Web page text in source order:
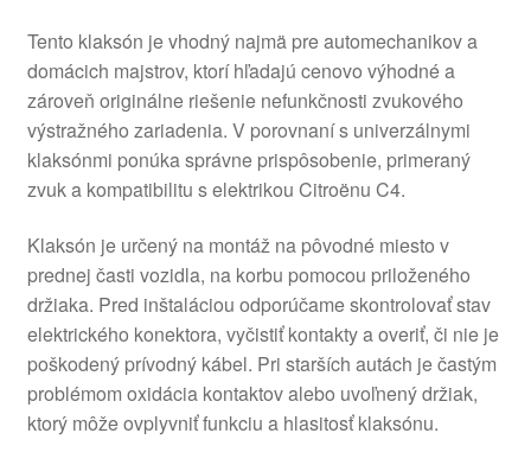
Tento klaksón je vhodný najmä pre automechanikov a
domácich majstrov, ktorí hľadajú cenovo výhodné a
zároveň originálne riešenie nefunkčnosti zvukového
výstražného zariadenia. V porovnaní s univerzálnymi
klaksónmi ponúka správne prispôsobenie, primeraný
zvuk a kompatibilitu s elektrikou Citroënu C4.
Klaksón je určený na montáž na pôvodné miesto v
prednej časti vozidla, na korbu pomocou priloženého
držiaka. Pred inštaláciou odporúčame skontrolovať stav
elektrického konektora, vyčistiť kontakty a overiť, či nie je
poškodený prívodný kábel. Pri starších autách je častým
problémom oxidácia kontaktov alebo uvoľnený držiak,
ktorý môže ovplyvniť funkciu a hlasitosť klaksónu.